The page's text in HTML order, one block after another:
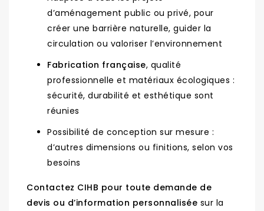
d’aménagement public ou privé, pour
créer une barrière naturelle, guider la
circulation ou valoriser l’environnement
Fabrication française, qualité
professionnelle et matériaux écologiques :
sécurité, durabilité et esthétique sont
réunies
Possibilité de conception sur mesure :
d’autres dimensions ou finitions, selon vos
besoins
Contactez CIHB pour toute demande de
devis ou d’information personnalisée sur la